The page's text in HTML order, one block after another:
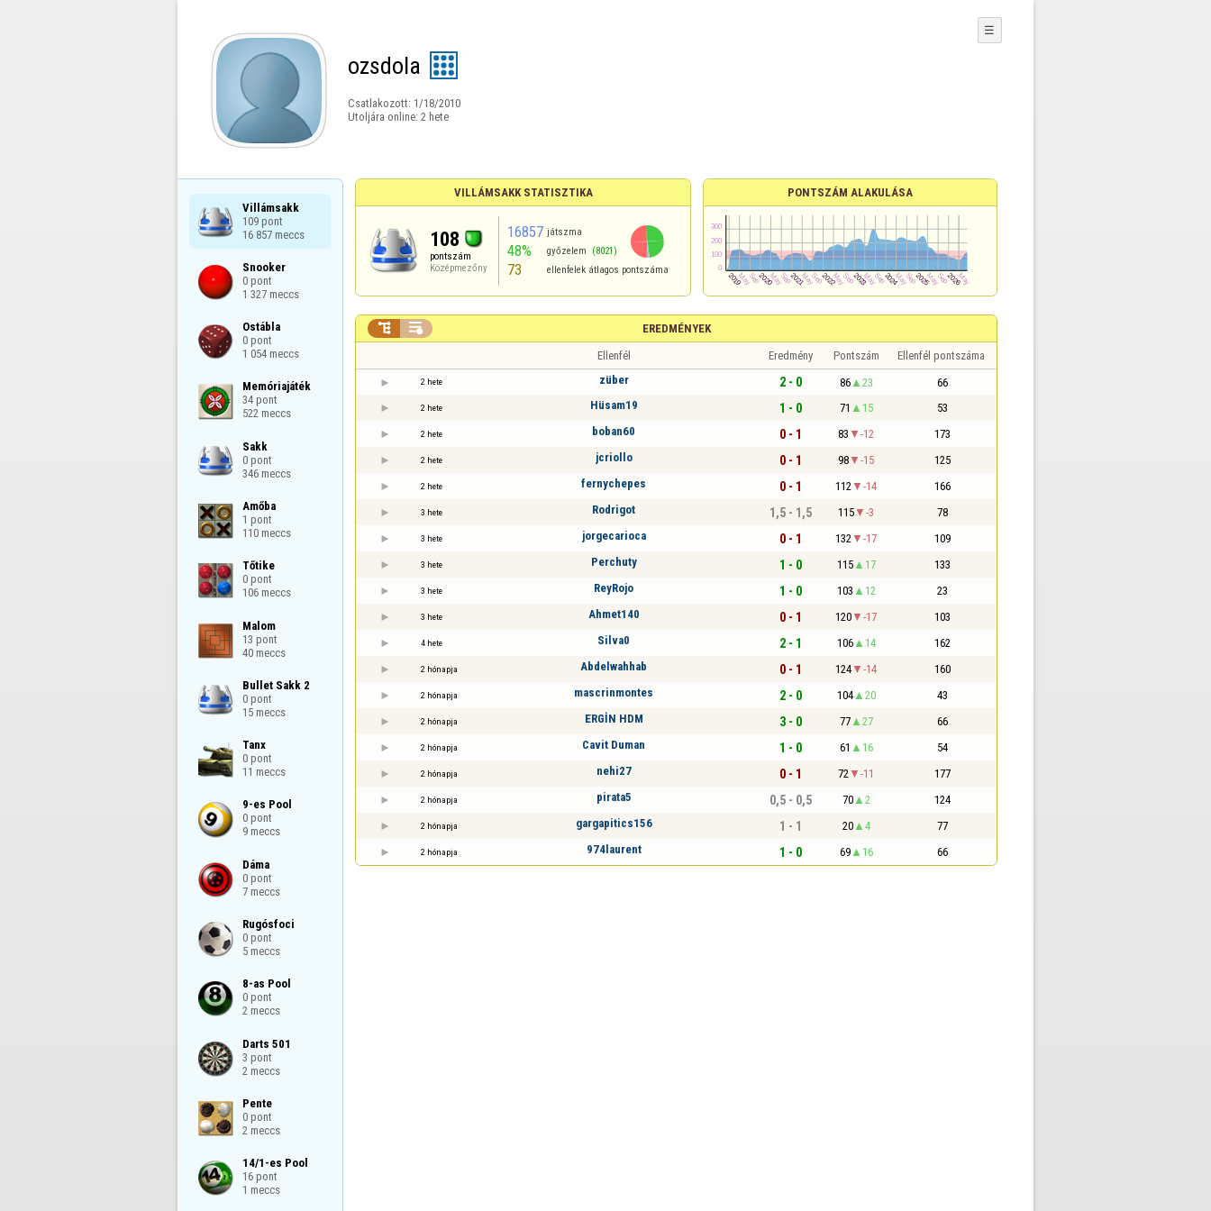
ozsdola
Csatlakozott: 1/18/2010
Utoljára online: 2 hete
☰
Villámsakk
109 pont
16 857 meccs
Snooker
0 pont
1 327 meccs
Ostábla
0 pont
1 054 meccs
Memóriajáték
34 pont
522 meccs
Sakk
0 pont
346 meccs
Amőba
1 pont
110 meccs
Tőtike
0 pont
106 meccs
Malom
13 pont
40 meccs
Bullet Sakk 2
0 pont
15 meccs
Tanx
0 pont
11 meccs
9-es Pool
0 pont
9 meccs
Dáma
0 pont
7 meccs
Rugósfoci
0 pont
5 meccs
8-as Pool
0 pont
2 meccs
Darts 501
3 pont
2 meccs
Pente
0 pont
2 meccs
14/1-es Pool
16 pont
1 meccs
VILLÁMSAKK STATISZTIKA
108
pontszám
Középmezőny
16857 játszma
48% győzelem (8021)
73 ellenfelek átlagos pontszáma
PONTSZÁM ALAKULÁSA
EREDMÉNYEK
 
Ellenfél Eredmény Pontszám Ellenfél pontszáma
2 hete züber 2 - 0 86 23 66
2 hete Hüsam19 1 - 0 71 15 53
2 hete boban60 0 - 1 83 -12 173
2 hete jcriollo 0 - 1 98 -15 125
2 hete fernychepes 0 - 1 112 -14 166
3 hete Rodrigot 1,5 - 1,5 115 -3 78
3 hete jorgecarioca 0 - 1 132 -17 109
3 hete Perchuty 1 - 0 115 17 133
3 hete ReyRojo 1 - 0 103 12 23
3 hete Ahmet140 0 - 1 120 -17 103
4 hete Silva0 2 - 1 106 14 162
2 hónapja Abdelwahhab 0 - 1 124 -14 160
2 hónapja mascrinmontes 2 - 0 104 20 43
2 hónapja ERGİN HDM 3 - 0 77 27 66
2 hónapja Cavit Duman 1 - 0 61 16 54
2 hónapja nehi27 0 - 1 72 -11 177
2 hónapja pirata5 0,5 - 0,5 70 2 124
2 hónapja gargapitics156 1 - 1 20 4 77
2 hónapja 974laurent 1 - 0 69 16 66